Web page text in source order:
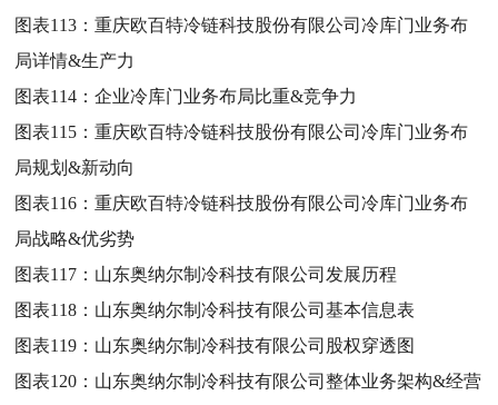
图表113：重庆欧百特冷链科技股份有限公司冷库门业务布
局详情&生产力
图表114：企业冷库门业务布局比重&竞争力
图表115：重庆欧百特冷链科技股份有限公司冷库门业务布
局规划&新动向
图表116：重庆欧百特冷链科技股份有限公司冷库门业务布
局战略&优劣势
图表117： 山东奥纳尔制冷科技有限公司发展历程
图表118： 山东奥纳尔制冷科技有限公司基本信息表
图表119： 山东奥纳尔制冷科技有限公司股权穿透图
图表120： 山东奥纳尔制冷科技有限公司整体业务架构&经营